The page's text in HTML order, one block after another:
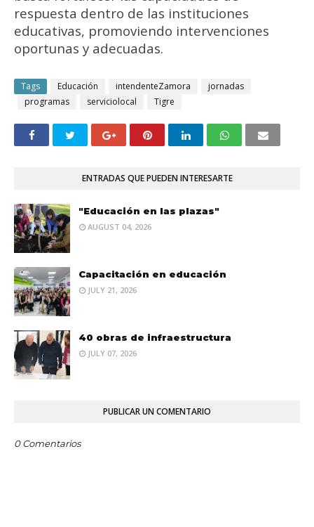
respuesta dentro de las instituciones
educativas, promoviendo intervenciones
oportunas y adecuadas.
Tags Educación intendenteZamora
jornadas
programas
serviciolocal Tigre
ENTRADAS QUE PUEDEN INTERESARTE
"Educación en las plazas"
AUGUST 04, 2026
Capacitación en educación
JULY 21, 2026
40 obras de infraestructura
JULY 07, 2026
PUBLICAR UN COMENTARIO
0 Comentarios